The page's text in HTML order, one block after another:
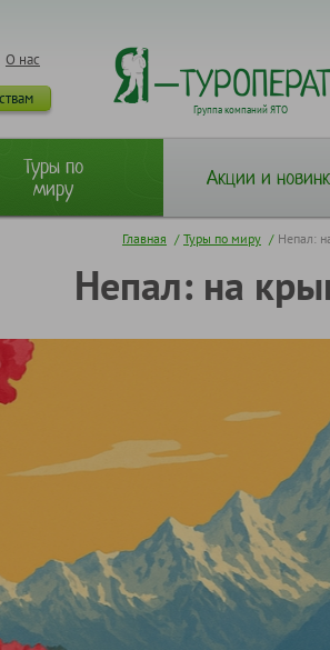
О нас
Группа компаний ЯТО
Туры по
миру
Акции и
Главная / Туры по миру / Непал:
Непал: на